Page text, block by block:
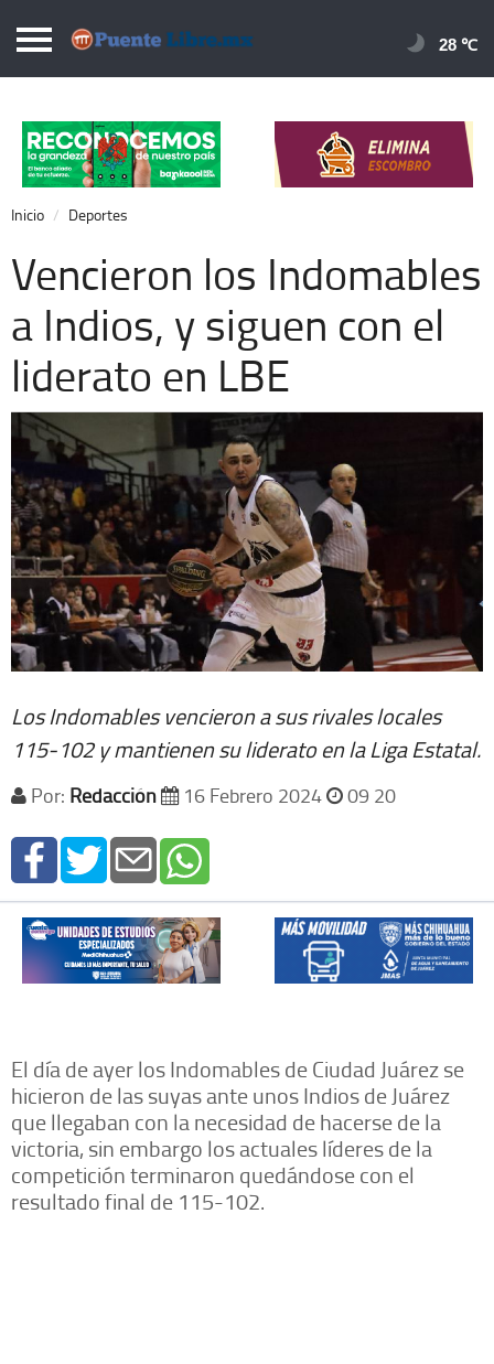
Puentelibre.mx
Local
Nacional
Opinión
Cronos
Economía
Espectáculos
Extra +
28 ℃
Inicio Deportes
Vencieron los Indomables
a Indios, y siguen con el
liderato en LBE
Los Indomables vencieron a sus rivales locales
115-102 y mantienen su liderato en la Liga Estatal.
Por: Redacción 16 Febrero 2024 09 20
El día de ayer los Indomables de Ciudad Juárez se
hicieron de las suyas ante unos Indios de Juárez
que llegaban con la necesidad de hacerse de la
victoria, sin embargo los actuales líderes de la
competición terminaron quedándose con el
resultado final de 115-102.